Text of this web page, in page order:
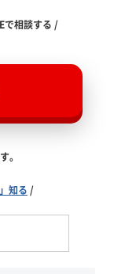
で相談する /
。
知る /